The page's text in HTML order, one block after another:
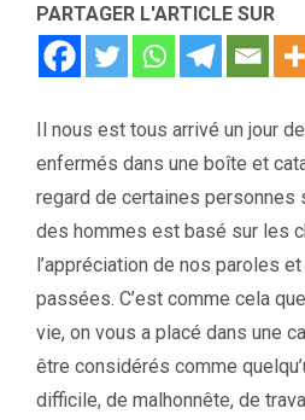
PARTAGER L'ARTICLE SUR
Il nous est tous arrivé un jour
enfermés dans une boîte et
regard de certaines personnes
des hommes est basé sur les
l’appréciation de nos paroles
passées. C’est comme cela
vie, on vous a placé dans une
être considérés comme
difficile, de malhonnête, de